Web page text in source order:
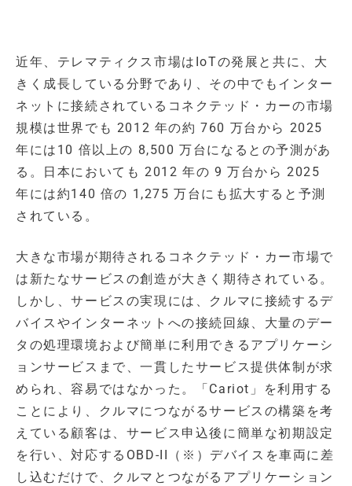
近年、テレマティクス市場はIoTの発展と共に、大
きく成長している分野であり、その中でもインター
ネットに接続されているコネクテッド・カーの市場
規模は世界でも 2012 年の約 760 万台から 2025
年には10 倍以上の 8,500 万台になるとの予測があ
る。日本においても 2012 年の 9 万台から 2025
年には約140 倍の 1,275 万台にも拡大すると予測
されている。
大きな市場が期待されるコネクテッド・カー市場で
は新たなサービスの創造が大きく期待されている。
しかし、サービスの実現には、クルマに接続するデ
バイスやインターネットへの接続回線、大量のデー
タの処理環境および簡単に利用できるアプリケーシ
ョンサービスまで、一貫したサービス提供体制が求
められ、容易ではなかった。「Cariot」を利用する
ことにより、クルマにつながるサービスの構築を考
えている顧客は、サービス申込後に簡単な初期設定
を行い、対応するOBD-II（※）デバイスを車両に差
し込むだけで、クルマとつながるアプリケーション